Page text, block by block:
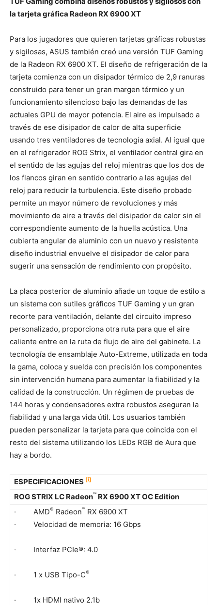
la tarjeta gráfica Radeon RX 6900 XT
Para los jugadores que quieren tarjetas gráficas robustas
y sigilosas, ASUS también creó una versión TUF Gaming
de la Radeon RX 6900 XT. El diseño de refrigeración de la
tarjeta comienza con un disipador térmico de 2,9 ranuras
construido para tener un gran margen térmico y un
funcionamiento silencioso bajo las demandas de las
actuales GPU de mayor potencia. El aire es impulsado a
través de ese disipador de calor de alta superficie
usando tres ventiladores de tecnología axial. Al igual que
en el refrigerador ROG Strix, el ventilador central gira en
el sentido de las agujas del reloj mientras que los dos de
los flancos giran en sentido contrario a las agujas del
reloj para reducir la turbulencia. Este diseño probado
permite un mayor número de revoluciones y más
movimiento de aire a través del disipador de calor sin el
correspondiente aumento de la huella acústica. Una
cubierta angular de aluminio con un nuevo y resistente
diseño industrial envuelve el disipador de calor para
sugerir una sensación de rendimiento con propósito.
La placa posterior de aluminio añade un toque de estilo a
un sistema con sutiles gráficos TUF Gaming y un gran
recorte para ventilación, delante del circuito impreso
personalizado, proporciona otra ruta para que el aire
caliente entre en la ruta de flujo de aire del gabinete. La
tecnología de ensamblaje Auto-Extreme, utilizada en toda
la gama, coloca y suelda con precisión los componentes
sin intervención humana para aumentar la fiabilidad y la
calidad de la construcción. Un régimen de pruebas de
144 horas y condensadores extra robustos aseguran la
fiabilidad y una larga vida útil. Los usuarios también
pueden personalizar la tarjeta para que coincida con el
resto del sistema utilizando los LEDs RGB de Aura que
hay a bordo.
ESPECIFICACIONES [i]
ROG STRIX LC Radeon™ RX 6900 XT OC Edition
· AMD® Radeon™ RX 6900 XT
· Velocidad de memoria: 16 Gbps
· Interfaz PCIe®: 4.0
· 1 x USB Tipo-C®
· 1x HDMI nativo 2.1b